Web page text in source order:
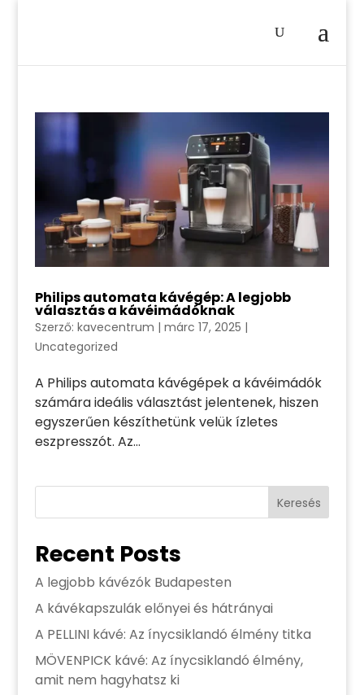
Philips automata kávégép: A legjobb
választás a kávéimádóknak
Szerző: kavecentrum | márc 17, 2025 |
Uncategorized
A Philips automata kávégépek a kávéimádók
számára ideális választást jelentenek, hiszen
egyszerűen készíthetünk velük ízletes
eszpresszót. Az...
Keresés
Recent Posts
A legjobb kávézók Budapesten
A kávékapszulák előnyei és hátrányai
A PELLINI kávé: Az ínycsiklandó élmény titka
MÖVENPICK kávé: Az ínycsiklandó élmény,
amit nem hagyhatsz ki